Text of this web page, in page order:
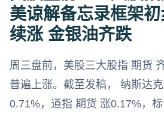
美谅解备忘录框架
续涨 金银油齐跌
周三盘前，美股三大股指 期货
普遍上涨。截至发稿， 纳斯达
0.71%，道指 期货 涨0.17%，